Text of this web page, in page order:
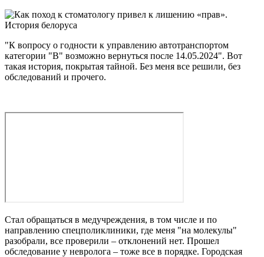
"К вопросу о годности к управлению автотранспортом
категории "В" возможно вернуться после 14.05.2024". Вот
такая история, покрытая тайной. Без меня все решили, без
обследований и прочего.
Стал обращаться в медучреждения, в том числе и по
направлению спецполиклиники, где меня "на молекулы"
разобрали, все проверили – отклонений нет. Прошел
обследование у невролога – тоже все в порядке. Городская